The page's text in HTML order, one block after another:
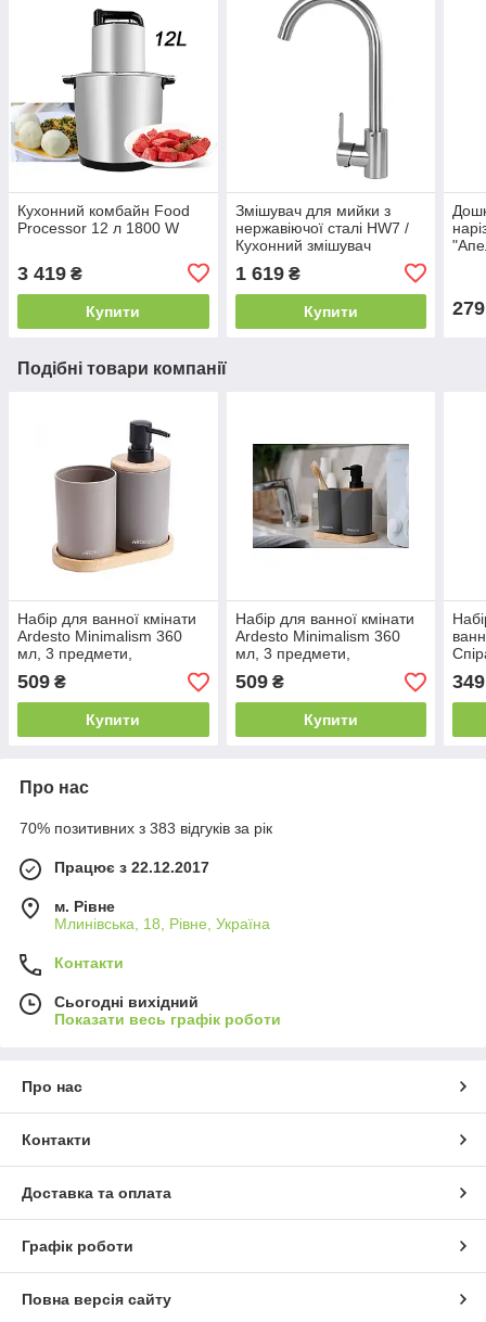
Кухонний комбайн Food
Processor 12 л 1800 W
3 419 ₴
Купити
Змішувач для мийки з
нержавіючої сталі HW7 /
Кухонний змішувач
1 619₴
Купити 279
Подібні товари компанії
Набір для ванної кмінати
Ardesto Minimalism 360
мл, 3 предмети,
поліпропілен, бамбук,
тауп
509 ₴
Купити
Набір для ванної кмінати
Ardesto Minimalism 360
мл, 3 предмети,
поліпропілен, бамбук,
сірий темний
509₴
Купити
349
Про нас
70% позитивних з 383 відгуків за рік
Працює з 22.12.2017
м. Рівне
Млинівська, 18, Рівне, Україна
Контакти
Сьогодні вихідний
Показати весь графік роботи
Про нас
Контакти
Доставка та оплата
Графік роботи
Повна версія сайту